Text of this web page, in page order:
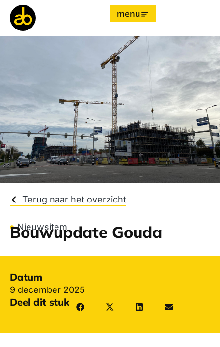
menu
Terug naar het overzicht
Nieuwsitem
Bouwupdate Gouda
Datum
9 december 2025
Deel dit stuk